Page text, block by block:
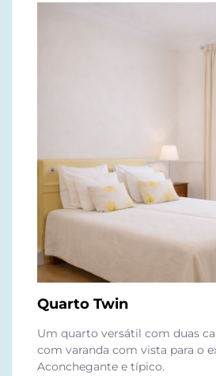
Quarto Twin
Um quarto versátil com duas
com varanda com vista para o
Aconchegante e típico.